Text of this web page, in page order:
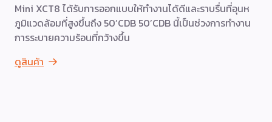
Mini XCT8 ได้รับการออกแบบให้ทำงานได้ดีและราบรื่นที่อุนห
ภูมิแวดล้อมที่สูงขึ้นถึง 50’CDB 50’CDB นี้เป็นช่วงการทำงาน
การระบายความร้อนที่กว้างขึ้น
ดูสินค้า